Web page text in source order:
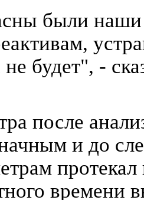
были наши
будет", -
после
и до
времени